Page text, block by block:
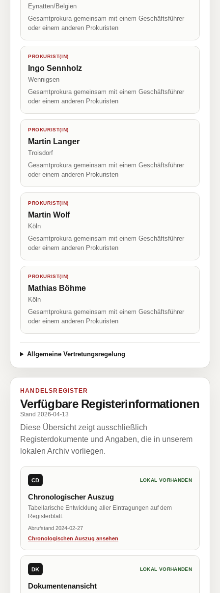
Eynatten/Belgien
Gesamtprokura gemeinsam mit einem Geschäftsführer
oder einem anderen Prokuristen
PROKURIST(IN)
Ingo Sennholz
Wennigsen
Gesamtprokura gemeinsam mit einem Geschäftsführer
oder einem anderen Prokuristen
PROKURIST(IN)
Martin Langer
Troisdorf
Gesamtprokura gemeinsam mit einem Geschäftsführer
oder einem anderen Prokuristen
PROKURIST(IN)
Martin Wolf
Köln
Gesamtprokura gemeinsam mit einem Geschäftsführer
oder einem anderen Prokuristen
PROKURIST(IN)
Mathias Böhme
Köln
Gesamtprokura gemeinsam mit einem Geschäftsführer
oder einem anderen Prokuristen
Allgemeine Vertretungsregelung
HANDELSREGISTER
Verfügbare Registerinformationen
Stand 2026-04-13
Diese Übersicht zeigt ausschließlich
Registerdokumente und Angaben, die in unserem
lokalen Archiv vorliegen.
CD LOKAL VORHANDEN
Chronologischer Auszug
Tabellarische Entwicklung aller Eintragungen auf dem
Registerblatt.
Abrufstand 2024-02-27
Chronologischen Auszug ansehen
DK LOKAL VORHANDEN
Dokumentenansicht